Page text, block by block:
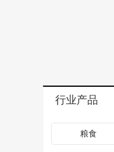
行业产品
粮食